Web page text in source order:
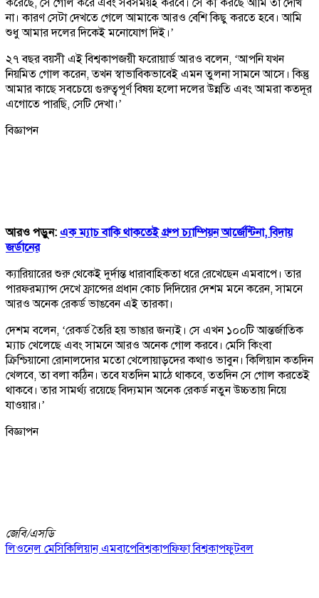
না। কারণ সেটা দেখতে গেলে আমাকে আরও বেশি কিছু করতে হবে। আমি
শুধু আমার দলের দিকেই মনোযোগ দিই।’
২৭ বছর বয়সী এই বিশ্বকাপজয়ী ফরোয়ার্ড আরও বলেন, ‘আপনি যখন
নিয়মিত গোল করেন, তখন স্বাভাবিকভাবেই এমন তুলনা সামনে আসে। কিন্তু
আমার কাছে সবচেয়ে গুরুত্বপূর্ণ বিষয় হলো দলের উন্নতি এবং আমরা কতদূর
এগোতে পারছি, সেটি দেখা।’
বিজ্ঞাপন
আরও পড়ুন: এক ম্যাচ বাকি থাকতেই গ্রুপ চ্যাম্পিয়ন আর্জেন্টিনা, বিদায়
জর্ডানের
ক্যারিয়ারের শুরু থেকেই দুর্দান্ত ধারাবাহিকতা ধরে রেখেছেন এমবাপে। তার
পারফরম্যান্স দেখে ফ্রান্সের প্রধান কোচ দিদিয়ের দেশম মনে করেন, সামনে
আরও অনেক রেকর্ড ভাঙবেন এই তারকা।
দেশম বলেন, ‘রেকর্ড তৈরি হয় ভাঙার জন্যই। সে এখন ১০০টি আন্তর্জাতিক
ম্যাচ খেলেছে এবং সামনে আরও অনেক গোল করবে। মেসি কিংবা
ক্রিশ্চিয়ানো রোনালদোর মতো খেলোয়াড়দের কথাও ভাবুন। কিলিয়ান কতদিন
খেলবে, তা বলা কঠিন। তবে যতদিন মাঠে থাকবে, ততদিন সে গোল করতেই
থাকবে। তার সামর্থ্য রয়েছে বিদ্যমান অনেক রেকর্ড নতুন উচ্চতায় নিয়ে
যাওয়ার।’
বিজ্ঞাপন
জেবি/এসডি
লিওনেল মেসিকিলিয়ান এমবাপেবিশ্বকাপফিফা বিশ্বকাপফুটবল